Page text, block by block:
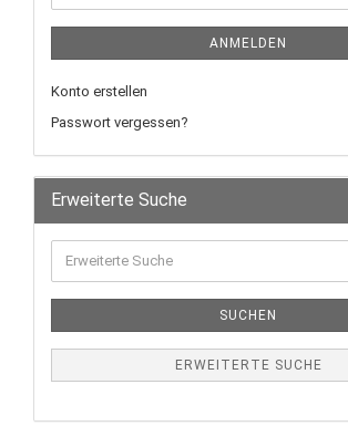
ANMELDEN
Konto erstellen
Passwort vergessen?
Erweiterte Suche
SUCHEN
ERWEITERTE SUCHE